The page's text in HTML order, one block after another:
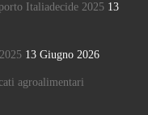
Italiadecide 2025 13
13 Giugno 2026
agroalimentari